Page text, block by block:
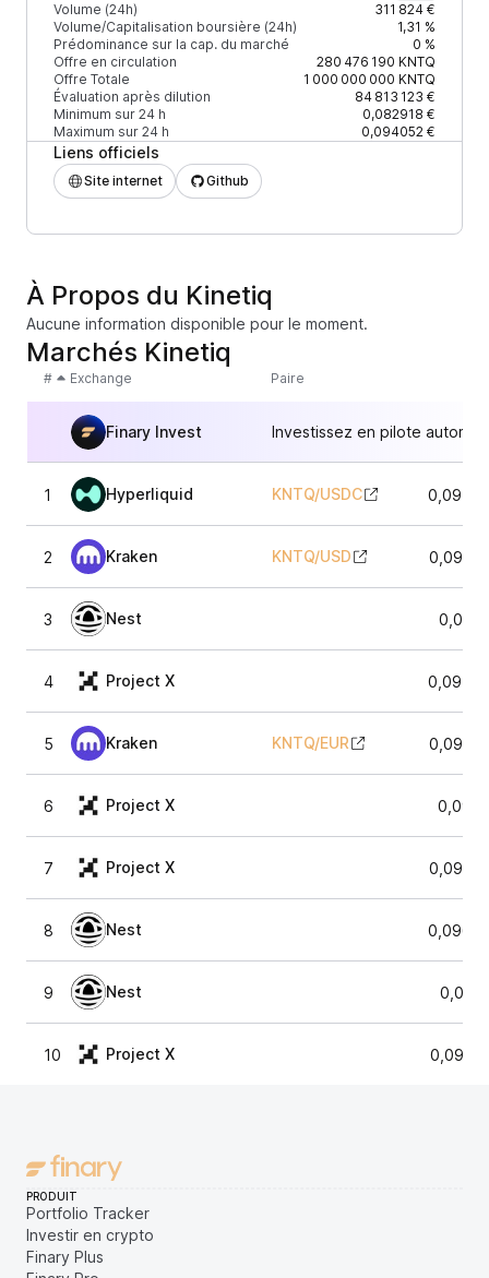
Volume (24h)
311 824 €
Volume/Capitalisation boursière (24h)
1,31 %
Prédominance sur la cap. du marché
0 %
Offre en circulation
280 476 190 KNTQ
Offre Totale
1 000 000 000 KNTQ
Évaluation après dilution
84 813 123 €
Minimum sur 24 h
0,082918 €
Maximum sur 24 h
0,094052 €
Liens officiels
Site internet Github
À Propos du Kinetiq
Aucune information disponible pour le moment.
Marchés Kinetiq
# Exchange Paire
Finary Invest Investissez en pilote
1 Hyperliquid KNTQ/USDC
2 Kraken KNTQ/USD
3 Nest
4 Project X
5 Kraken KNTQ/EUR
6 Project X
7 Project X
8 Nest
9 Nest
10 Project X
PRODUIT
Portfolio Tracker
Investir en crypto
Finary Plus